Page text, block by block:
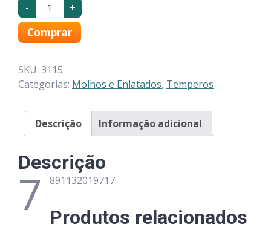
- +
Comprar
SKU: 3115
Categorias: Molhos e Enlatados, Temperos
Descrição Informação adicional
Descrição
7 891132019717
Produtos relacionados